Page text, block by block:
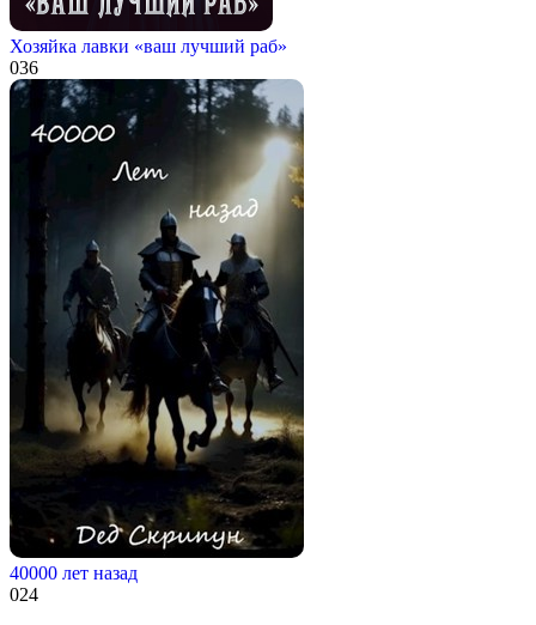
Хозяйка лавки «ваш лучший раб»
036
40000 лет назад
024